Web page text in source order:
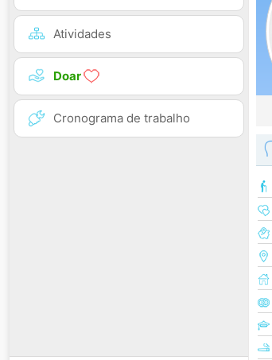
Atividades
Doar
Cronograma de trabalho